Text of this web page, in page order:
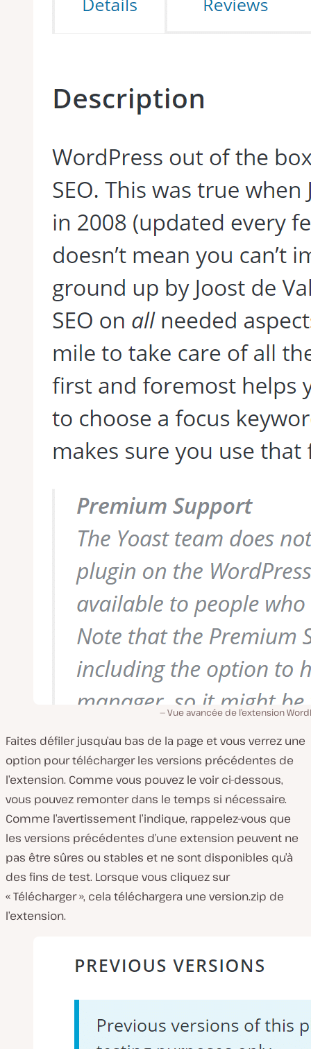
Vue avancée de l’extension
Faites défiler jusqu’au bas de la page et vous verrez une
option pour télécharger les versions précédentes de
l’extension. Comme vous pouvez le voir ci-dessous,
vous pouvez remonter dans le temps si nécessaire.
Comme l’avertissement l’indique, rappelez-vous que
les versions précédentes d’une extension peuvent ne
pas être sûres ou stables et ne sont disponibles qu’à
des fins de test. Lorsque vous cliquez sur
« Télécharger », cela téléchargera une version.zip de
l’extension.